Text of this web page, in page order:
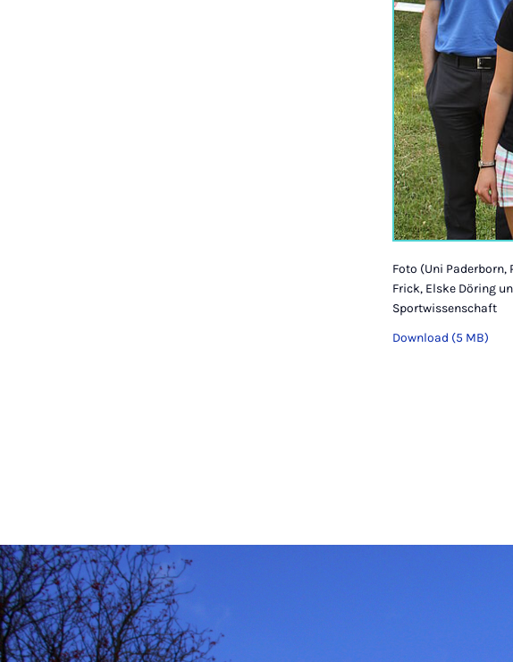
Foto (Uni Paderborn,
Frick, Elske Döring
Sportwissenschaft
Download (5 MB)